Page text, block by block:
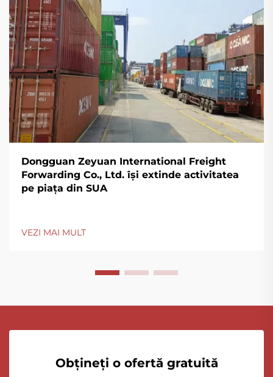
Dongguan Zeyuan International Freight
Forwarding Co., Ltd. își extinde activitatea
pe piața din SUA
VEZI MAI MULT
Obțineți o ofertă gratuită